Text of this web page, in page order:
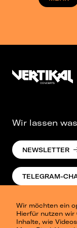
Wir möchten ein
Hierfür nutzen wir
Inhalte, wie
Wir lassen
NEWSLETTER
TELEGRAM-